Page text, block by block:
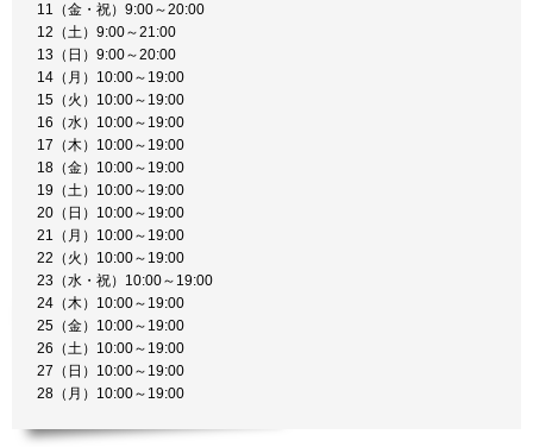
11（金・祝）9:00～20:00
12（土）9:00～21:00
13（日）9:00～20:00
14（月）10:00～19:00
15（火）10:00～19:00
16（水）10:00～19:00
17（木）10:00～19:00
18（金）10:00～19:00
19（土）10:00～19:00
20（日）10:00～19:00
21（月）10:00～19:00
22（火）10:00～19:00
23（水・祝）10:00～19:00
24（木）10:00～19:00
25（金）10:00～19:00
26（土）10:00～19:00
27（日）10:00～19:00
28（月）10:00～19:00